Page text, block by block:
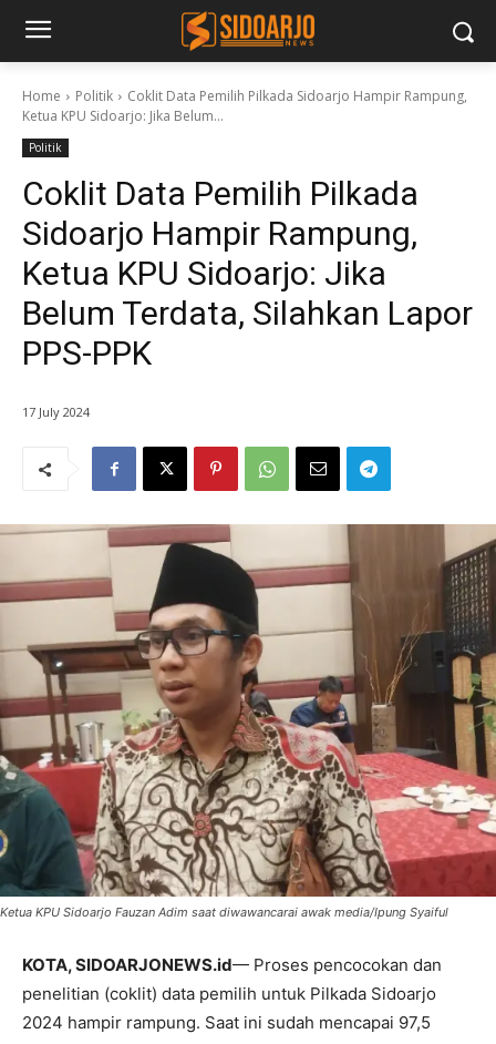
Home Politik
Coklit Data Pemilih Pilkada Sidoarjo Hampir Rampung,
Ketua KPU Sidoarjo: Jika Belum...
Politik
Coklit Data Pemilih Pilkada
Sidoarjo Hampir Rampung,
Ketua KPU Sidoarjo: Jika
Belum Terdata, Silahkan Lapor
PPS-PPK
17 July 2024
Ketua KPU Sidoarjo Fauzan Adim saat diwawancarai awak media/Ipung Syaiful
KOTA, SIDOARJONEWS.id— Proses pencocokan dan
penelitian (coklit) data pemilih untuk Pilkada Sidoarjo
2024 hampir rampung. Saat ini sudah mencapai 97,5